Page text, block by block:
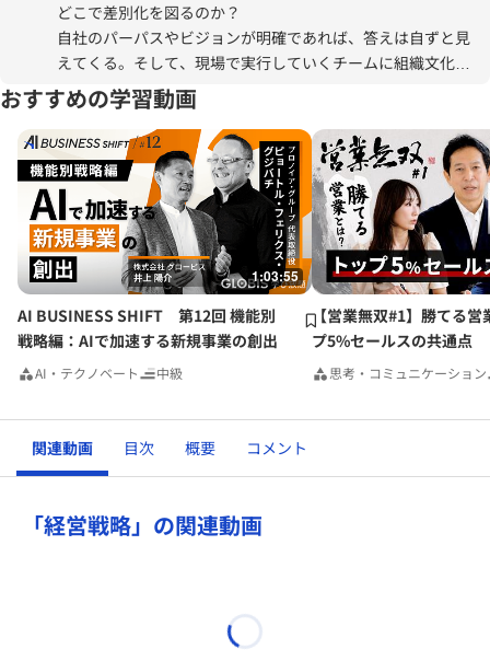
どこで差別化を図るのか？
自社のパーパスやビジョンが明確であれば、答えは自ずと見
えてくる。そして、現場で実行していくチームに組織文化と
ケイパビリティが備わっていることも、オンリーワンを実現
していく上での必須要件。高い価値を提供することで高い対
価を得る、というごくごく自然な経済循環をつくり出せるか
どうか？がこれからの時代、ますます勝負を分ける。
おすすめの学習動画
1:03:55
AI BUSINESS SHIFT 第12回 機能別
戦略編：AIで加速する新規事業の創出
AI・テクノベート 中級
【営業無双#1】勝てる営
プ5%セールスの共通点
思考・コミュニケーション
関連動画 目次 概要 コメント
「経営戦略」の関連動画